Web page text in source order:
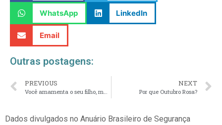
WhatsApp LinkedIn
Email
Outras postagens:
PREVIOUS
Você amamenta o seu filho, mas o bebê chora
NEXT
Por que Outubro Rosa?
Dados divulgados no Anuário Brasileiro de Segurança